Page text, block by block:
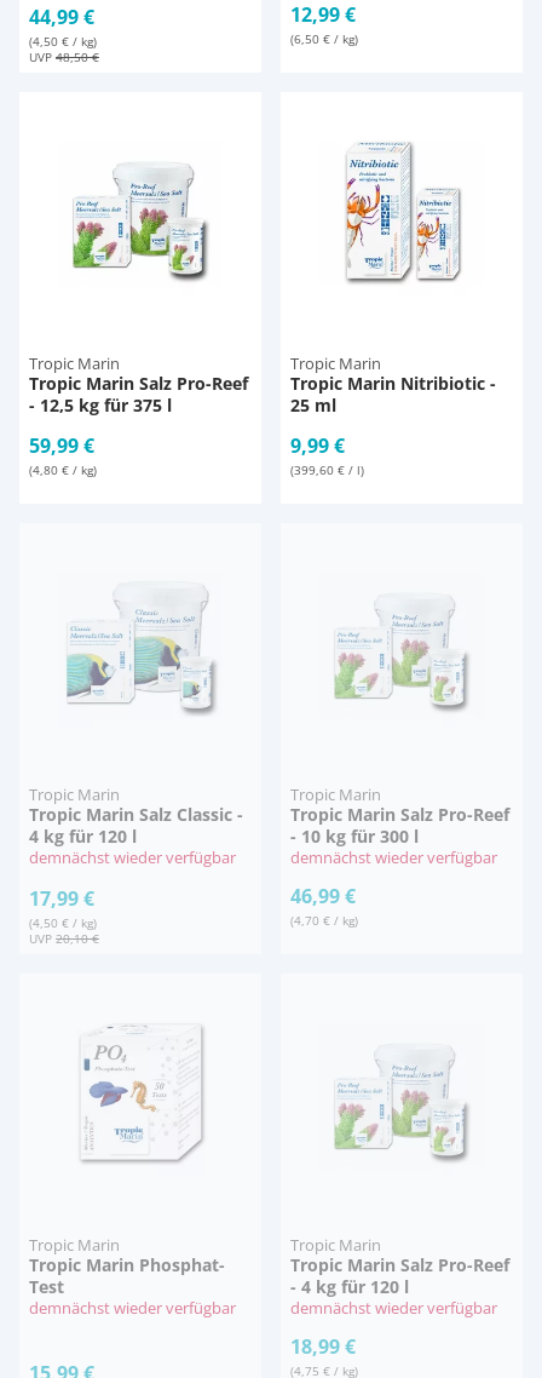
44,99 €
(4,50 € / kg)
UVP 48,50 €
12,99 €
(6,50 € / kg)
Tropic Marin
Tropic Marin Salz Pro-Reef
- 12,5 kg für 375 l
59,99 €
(4,80 € / kg)
Tropic Marin
Tropic Marin Nitribiotic -
25 ml
9,99 €
(399,60 € / l)
Tropic Marin
Tropic Marin Salz Classic -
4 kg für 120 l
demnächst wieder verfügbar
17,99 €
(4,50 € / kg)
UVP 20,10 €
Tropic Marin
Tropic Marin Salz Pro-Reef
- 10 kg für 300 l
demnächst wieder verfügbar
46,99 €
(4,70 € / kg)
Tropic Marin
Tropic Marin Phosphat-
Test
demnächst wieder verfügbar
Tropic Marin
Tropic Marin Salz Pro-Reef
- 4 kg für 120 l
demnächst wieder verfügbar
18,99 €
(4,75 € / kg)